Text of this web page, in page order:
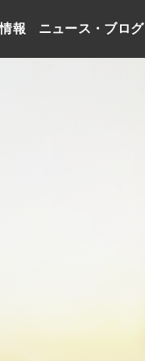
報 ニュース・ブログ